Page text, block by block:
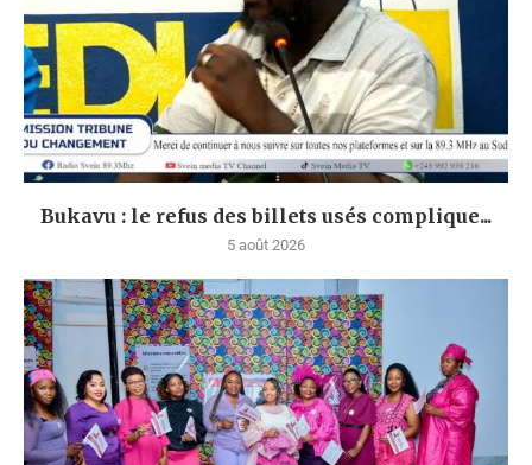
Bukavu : le refus des billets usés complique...
5 août 2026